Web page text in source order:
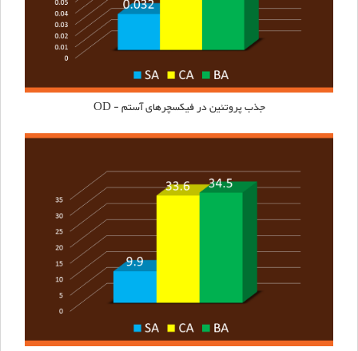
جذب پروتئین در فیکسچرهایآستم- OD